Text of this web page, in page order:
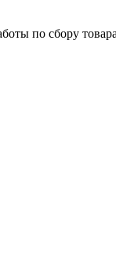
по сбору